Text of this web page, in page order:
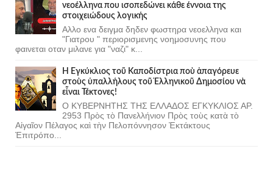
νεοέλληνα που ισοπεδώνει κάθε έννοια της
στοιχειώδους λογικής
Αλλο ενα δειγμα δηδεν φωστηρα νεοελληνα και
"Γιατρου " περιορισμενης νοημοσυνης που
φαινεται οταν μιλανε για "ναζι" κ...
Ἡ Ἐγκύκλιος τοῦ Καποδίστρια ποὺ ἀπαγόρευε
στοὺς ὑπαλλήλους τοῦ Ἑλληνικοῦ Δημοσίου νὰ
εἶναι Τέκτονες!
Ο ΚΥΒΕΡΝΗΤΗΣ ΤΗΣ ΕΛΛΑΔΟΣ ΕΓΚΥΚΛΙΟΣ ΑΡ.
2953 Πρὸς τὸ Πανελλήνιον Πρὸς τοὺς κατὰ τὸ
Αἰγαῖον Πέλαγος καὶ τὴν Πελοπόννησον Ἐκτάκτους
Ἐπιτρόπο...